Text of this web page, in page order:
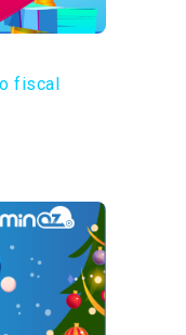
fiscal